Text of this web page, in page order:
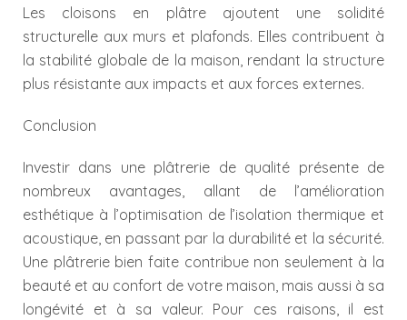
Les cloisons en plâtre ajoutent une solidité
structurelle aux murs et plafonds. Elles contribuent à
la stabilité globale de la maison, rendant la structure
plus résistante aux impacts et aux forces externes.
Conclusion
Investir dans une plâtrerie de qualité présente de
nombreux avantages, allant de l’amélioration
esthétique à l’optimisation de l’isolation thermique et
acoustique, en passant par la durabilité et la sécurité.
Une plâtrerie bien faite contribue non seulement à la
beauté et au confort de votre maison, mais aussi à sa
longévité et à sa valeur. Pour ces raisons, il est